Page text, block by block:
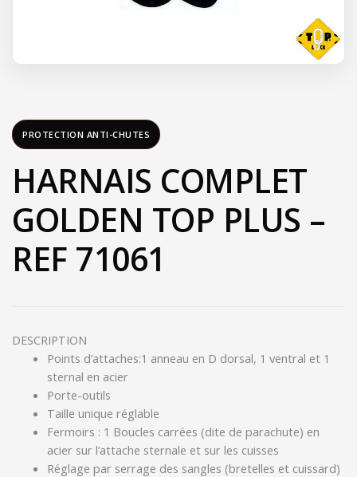
PROTECTION ANTI-CHUTES
HARNAIS COMPLET
GOLDEN TOP PLUS –
REF 71061
DESCRIPTION
Points d’attaches:1 anneau en D dorsal, 1 ventral et 1
sternal en acier
Porte-outils
Taille unique réglable
Fermoirs : 1 Boucles carrées (dite de parachute) en
acier sur l’attache sternale et sur les cuisses
Réglage par serrage des sangles (bretelles et cuissard)